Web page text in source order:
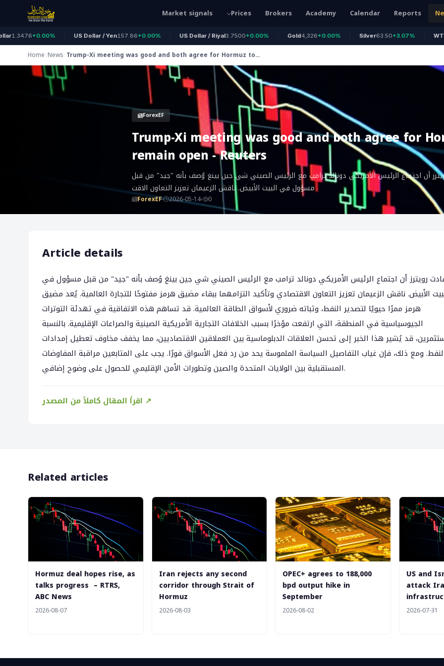
Reports
Calendar
Academy
Brokers
Prices
Market signals
+0.00% US Dollar / Yen157.86+0.00% US Dollar / Riyal 3.7500+0.00% 4,326+0.00% Silver63.50+3.07% WTI Oil
Home News Trump-Xi meeting was good and both agree for Hormuz to
remain open - Reuters
ForexEF
Trump-Xi meeting was good and both agree for
remain open - Reuters
أن اجتماع الرئيس الأمريكي دونالد ترامب مع الرئيس الصيني شي جين بينغ وُصف بأنه "جيد" من قبل
مسؤول في البيت الأبيض. ناقش الزعيمان تعزيز التعاون الاقت
ForexEF 2026-05-14 0
Article details
رويترز أن اجتماع الرئيس الأمريكي دونالد ترامب مع الرئيس الصيني شي جين بينغ وُصف بأنه "جيد" من قبل مسؤول في
الأبيض. ناقش الزعيمان تعزيز التعاون الاقتصادي وتأكيد التزامهما ببقاء مضيق هرمز مفتوحًا للتجارة العالمية. يُعد مضيق
هرمز ممرًا حيويًا لتصدير النفط، وثباته ضروري لأسواق الطاقة العالمية. قد تساهم هذه الاتفاقية في تهدئة التوترات
الجيوسياسية في المنطقة، التي ارتفعت مؤخرًا بسبب الخلافات التجارية الأمريكية الصينية والصراعات الإقليمية. بالنسبة
قد يُشير هذا الخبر إلى تحسن العلاقات الدبلوماسية بين العملاقين الاقتصاديين، مما يخفف مخاوف تعطيل إمدادات
ومع ذلك، فإن غياب التفاصيل السياسة الملموسة يحد من رد فعل الأسواق فورًا. يجب على المتابعين مراقبة المفاوضات
المستقبلية بين الولايات المتحدة والصين وتطورات الأمن الإقليمي للحصول على وضوح إضافي.
اقرأ المقال كاملاً من المصدر ↗
Related articles
Hormuz deal hopes rise, as
talks progress – RTRS,
ABC News
2026-08-07
Iran rejects any second
corridor through Strait of
Hormuz
2026-08-03
‎OPEC+ agrees to 188,000
bpd output hike in
September
2026-08-02
US and
attack
2026-07-31